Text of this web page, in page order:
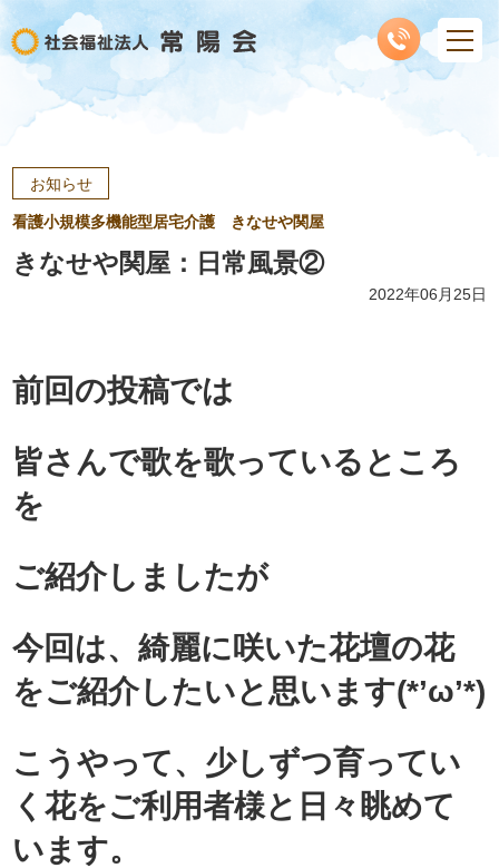
お知らせ
看護小規模多機能型居宅介護 きなせや関屋
きなせや関屋：日常風景②
2022年06月25日
前回の投稿では
皆さんで歌を歌っているところ
を
ご紹介しましたが
今回は、綺麗に咲いた花壇の花
をご紹介したいと思います(*’ω’*)
こうやって、少しずつ育ってい
く花をご利用者様と日々眺めて
います。